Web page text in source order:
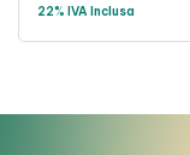
22% IVA Inclusa